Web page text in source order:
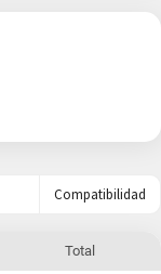
Compatibilidad
Total